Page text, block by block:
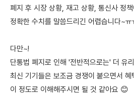
폐지 후 시장 상황, 재고 상황, 통신사 정
정확한 수치를 말씀드리긴 어렵습니다~ㅠ
다만~!
단통법 폐지로 인해 '전반적으로는' 더 유
최신 기기들은 보조금 경쟁이 붙으면서
이 정도로 이해해주시면 될 것 같아요 😊